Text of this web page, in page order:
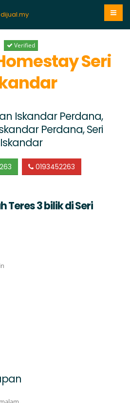
dijual.my
Verified
Seri
Iskandar Perdana,
Perdana, Seri
Iskandar
0193452263
Teres 3 bilik di Seri